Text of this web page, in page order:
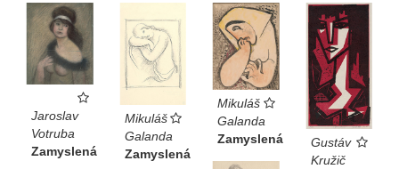
Jaroslav
Votruba
Zamyslená
Mikuláš
Galanda
Zamyslená
Mikuláš
Galanda
Zamyslená
Gustáv
Kružič